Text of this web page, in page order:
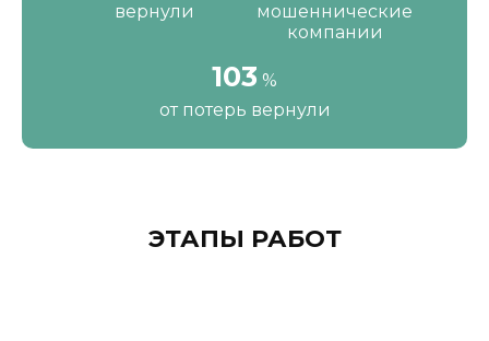
вернули
мошеннические
компании
111 %
от потерь вернули
ЭТАПЫ РАБОТ